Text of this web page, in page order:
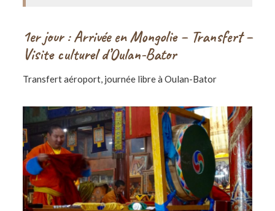
1er jour : Arrivée en Mongolie – Transfert –
Visite culturel d’Oulan-Bator
Transfert aéroport, journée libre à Oulan-Bator